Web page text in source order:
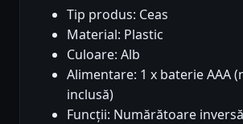
Tip produs: Ceas
Material: Plastic
Culoare: Alb
Alimentare: 1 x baterie AAA
inclusă)
Funcții: Numărătoare inversă